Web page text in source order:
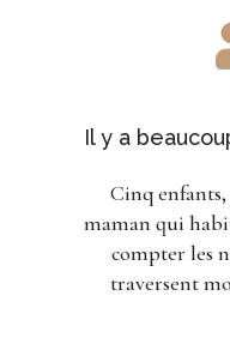
Il y a
Cinq
maman qui
compter les
traversent